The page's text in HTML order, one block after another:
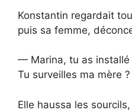
Konstantin regardait
puis sa femme,
— Marina, tu as installé
Tu surveilles ma mère ?
Elle haussa les